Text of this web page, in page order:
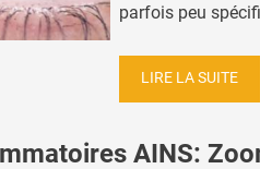
parfois peu
LIRE LA SUITE
AINS: